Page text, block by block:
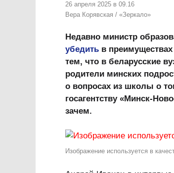
26 апреля 2025 в 09.16
Вера Корявская / «Зеркало»
Недавно министр
убедить в
тем, что в беларусские
родители минских
о вопросах из школы о
госагентству «Минск-
зачем.
Изображение используется в